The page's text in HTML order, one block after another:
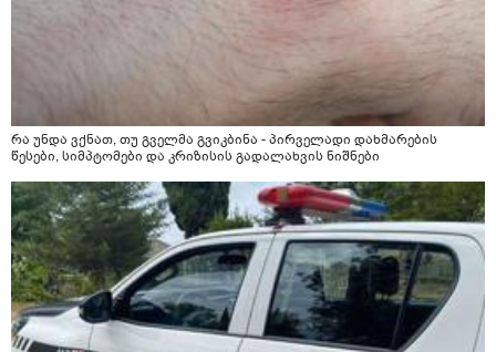
რა უნდა ვქნათ, თუ გველმა გვიკბინა - პირველადი დახმარების
წესები, სიმპტომები და კრიზისის გადალახვის ნიშნები